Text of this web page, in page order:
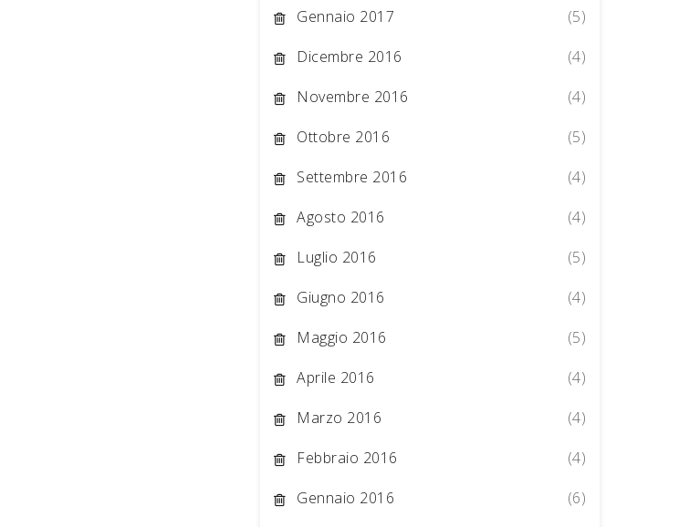
Gennaio 2017
(5)
Dicembre 2016
(4)
Novembre 2016
(4)
Ottobre 2016
(5)
Settembre 2016
(4)
Agosto 2016
(4)
Luglio 2016
(5)
Giugno 2016
(4)
Maggio 2016
(5)
Aprile 2016
(4)
Marzo 2016
(4)
Febbraio 2016
(4)
Gennaio 2016
(6)